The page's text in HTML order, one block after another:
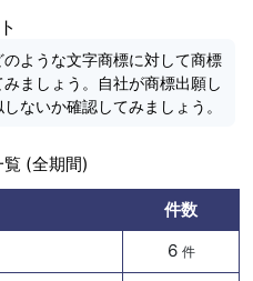
のような文字商標に対して商標
ましょう。自社が商標出願し
ないか確認してみましょう。
(全期間)
件数
6 件